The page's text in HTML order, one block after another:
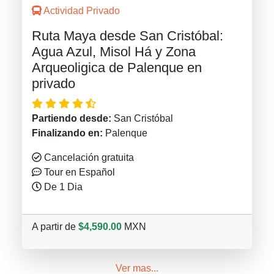
Actividad Privado
Ruta Maya desde San Cristóbal:
Agua Azul, Misol Há y Zona
Arqueoligica de Palenque en
privado
Partiendo desde: San Cristóbal
Finalizando en: Palenque
Cancelación gratuita
Tour en Español
De 1 Dia
A partir de $4,590.00 MXN
Ver mas...